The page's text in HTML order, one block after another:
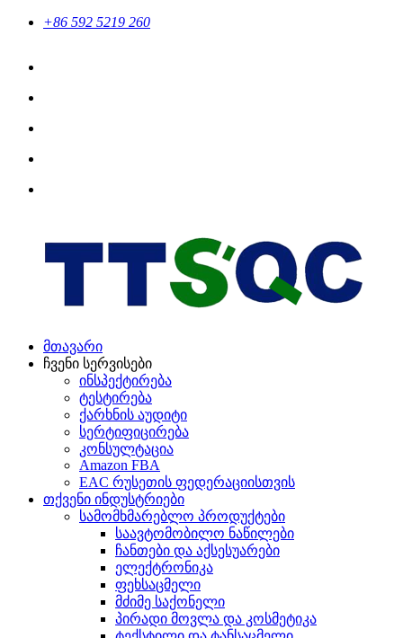
+86 592 5219 260
მთავარი
ჩვენი სერვისები
ინსპექტირება
ტესტირება
ქარხნის აუდიტი
სერტიფიცირება
კონსულტაცია
Amazon FBA
EAC რუსეთის ფედერაციისთვის
თქვენი ინდუსტრიები
სამომხმარებლო პროდუქტები
საავტომობილო ნაწილები
ჩანთები და აქსესუარები
ელექტრონიკა
ფეხსაცმელი
მძიმე საქონელი
პირადი მოვლა და კოსმეტიკა